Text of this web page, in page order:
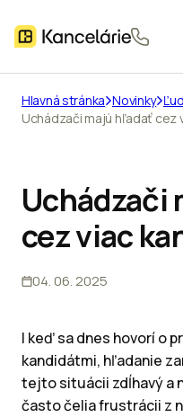
Hlavná stránka Novinky
Uchádzači majú hľadať cez
Uchádzači
cez viac
04. 06. 2025
I keď sa dnes hovorí o
kandidátmi, hľadanie
tejto situácii zdĺhavý a
často čelia frustrácii z